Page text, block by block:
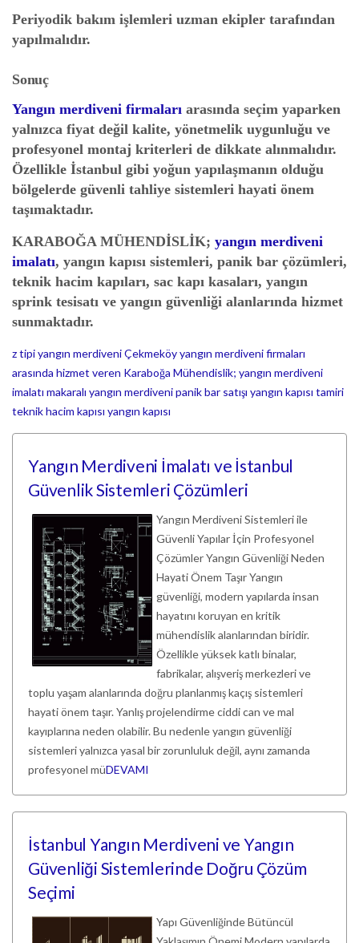
Periyodik bakım işlemleri uzman ekipler tarafından
yapılmalıdır.
Sonuç
Yangın merdiveni firmaları arasında seçim yaparken
yalnızca fiyat değil kalite, yönetmelik uygunluğu ve
profesyonel montaj kriterleri de dikkate alınmalıdır.
Özellikle İstanbul gibi yoğun yapılaşmanın olduğu
bölgelerde güvenli tahliye sistemleri hayati önem
taşımaktadır.
KARABOĞA MÜHENDİSLİK; yangın merdiveni
imalatı, yangın kapısı sistemleri, panik bar çözümleri,
teknik hacim kapıları, sac kapı kasaları, yangın
sprink tesisatı ve yangın güvenliği alanlarında hizmet
sunmaktadır.
z tipi yangın merdiveniÇekmeköy yangın merdiveni firmaları
arasında hizmet veren Karaboğa Mühendislik; yangın merdiveni
imalatı makaralı yangın merdivenipanik bar satışı yangın kapısı tamiri
teknik hacim kapısı yangın kapısı
Yangın Merdiveni İmalatı ve İstanbul
Güvenlik Sistemleri Çözümleri
Yangın Merdiveni Sistemleri ile
Güvenli Yapılar İçin Profesyonel
Çözümler Yangın Güvenliği Neden
Hayati Önem Taşır Yangın
güvenliği, modern yapılarda insan
hayatını koruyan en kritik
mühendislik alanlarından biridir.
Özellikle yüksek katlı binalar,
fabrikalar, alışveriş merkezleri ve
toplu yaşam alanlarında doğru planlanmış kaçış sistemleri
hayati önem taşır. Yanlış projelendirme ciddi can ve mal
kayıplarına neden olabilir. Bu nedenle yangın güvenliği
sistemleri yalnızca yasal bir zorunluluk değil, aynı zamanda
profesyonel müDEVAMI
İstanbul Yangın Merdiveni ve Yangın
Güvenliği Sistemlerinde Doğru Çözüm
Seçimi
Yapı Güvenliğinde Bütüncül